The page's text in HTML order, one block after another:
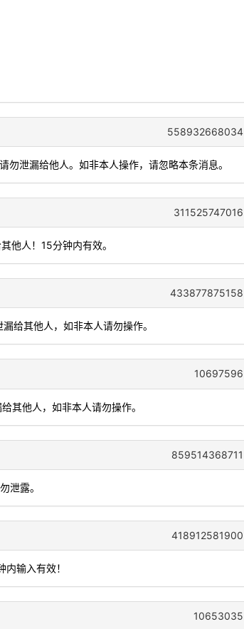
558932668034
泄漏给他人。如非本人操作，请忽略本条消息。
311525747016
他人！15分钟内有效。
433877875158
给其他人，如非本人请勿操作。
10697596
其他人，如非本人请勿操作。
859514368711
泄露。
418912581900
输入有效！
10653035